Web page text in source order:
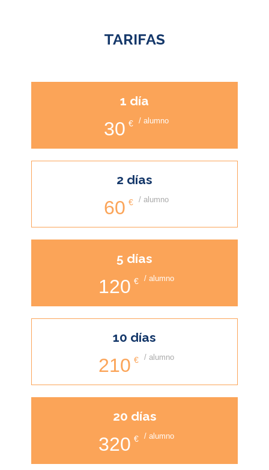
TARIFAS
1 día
30 € / alumno
2 días
60 € / alumno
5 días
120 € / alumno
10 días
210 € / alumno
20 días
320 € / alumno